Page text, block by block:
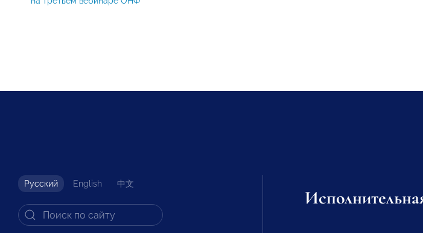
Русский English 中文